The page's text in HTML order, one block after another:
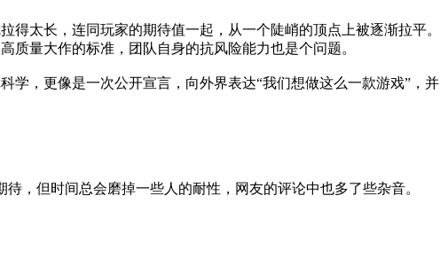
太长，连同玩家的期待值一起，从一个陡峭的顶点上被逐渐拉平。
量大作的标准，团队自身的抗风险能力也是个问题。
学，更像是一次公开宣言，向外界表达“我们想做这么一款游戏”，并
，但时间总会磨掉一些人的耐性，网友的评论中也多了些杂音。